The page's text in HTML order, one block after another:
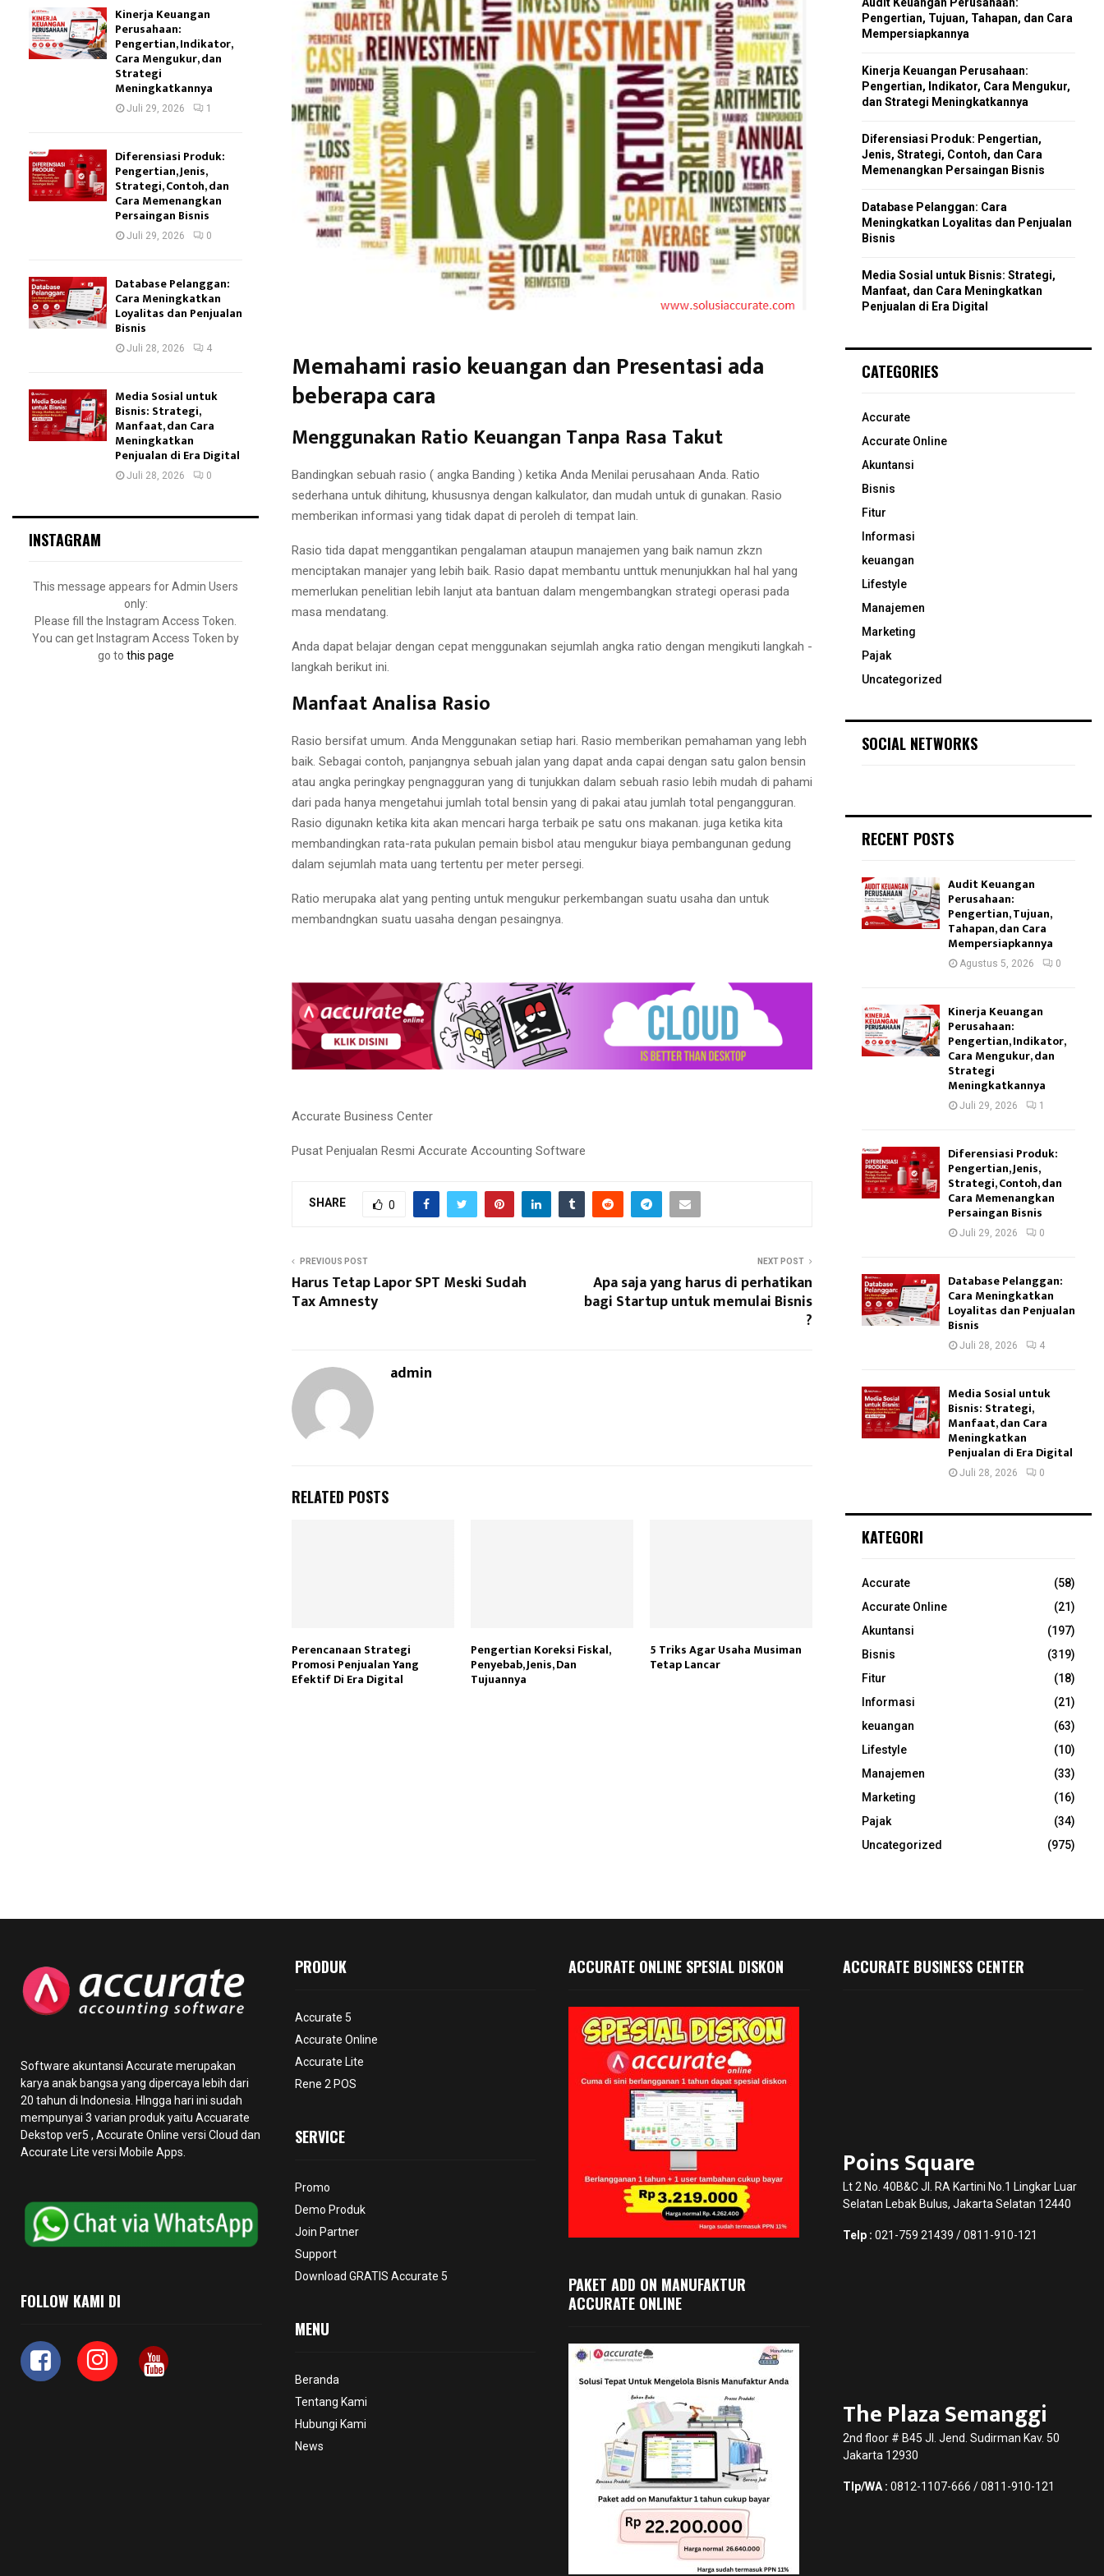
Memahami rasio keuangan dan Presentasi ada
beberapa cara
Menggunakan Ratio Keuangan Tanpa Rasa Takut
Bandingkan sebuah rasio ( angka Banding ) ketika Anda Menilai perusahaan Anda. Ratio
sederhana untuk dihitung, khususnya dengan kalkulator, dan mudah untuk di gunakan. Rasio
memberikan informasi yang tidak dapat di peroleh di tempat lain.
Rasio tida dapat menggantikan pengalaman ataupun manajemen yang baik namun zkzn
menciptakan manajer yang lebih baik. Rasio dapat membantu unttuk menunjukkan hal hal yang
memerlukan penelitian lebih lanjut ata bantuan dalam mengembangkan strategi operasi pada
masa mendatang.
Anda dapat belajar dengan cepat menggunakan sejumlah angka ratio dengan mengikuti langkah -
langkah berikut ini.
Manfaat Analisa Rasio
Rasio bersifat umum. Anda Menggunakan setiap hari. Rasio memberikan pemahaman yang lebh
baik. Sebagai contoh, panjangnya sebuah jalan yang dapat anda capai dengan satu galon bensin
atau angka peringkay pengnagguran yang di tunjukkan dalam sebuah rasio lebih mudah di pahami
dari pada hanya mengetahui jumlah total bensin yang di pakai atau jumlah total pengangguran.
Rasio digunakn ketika kita akan mencari harga terbaik pe satu ons makanan. juga ketika kita
membandingkan rata-rata pukulan pemain bisbol atau mengukur biaya pembangunan gedung
dalam sejumlah mata uang tertentu per meter persegi.
Ratio merupaka alat yang penting untuk mengukur perkembangan suatu usaha dan untuk
membandngkan suatu uasaha dengan pesaingnya.
Accurate Business Center
Pusat Penjualan Resmi Accurate Accounting Software
SHARE 0
PREVIOUS POST
Harus Tetap Lapor SPT Meski Sudah
Tax Amnesty
NEXT POST
Apa saja yang harus di perhatikan
bagi Startup untuk memulai Bisnis
?
admin
RELATED POSTS
Perencanaan Strategi
Promosi Penjualan Yang
Efektif Di Era Digital
Pengertian Koreksi Fiskal,
Penyebab, Jenis, Dan
Tujuannya
5 Triks Agar Usaha Musiman
Tetap Lancar
Kinerja Keuangan
Perusahaan:
Pengertian, Indikator,
Cara Mengukur, dan
Strategi
Meningkatkannya
Juli 29, 2026 1
Diferensiasi Produk:
Pengertian, Jenis,
Strategi, Contoh, dan
Cara Memenangkan
Persaingan Bisnis
Juli 29, 2026 0
Database Pelanggan:
Cara Meningkatkan
Loyalitas dan Penjualan
Bisnis
Juli 28, 2026 4
Media Sosial untuk
Bisnis: Strategi,
Manfaat, dan Cara
Meningkatkan
Penjualan di Era Digital
Juli 28, 2026 0
INSTAGRAM
This message appears for Admin Users
only:
Please fill the Instagram Access Token.
You can get Instagram Access Token by
go to this page
r
:
R
Pengertian, Tujuan, Tahapan, dan Cara
Mempersiapkannya
Kinerja Keuangan Perusahaan:
Pengertian, Indikator, Cara Mengukur,
dan Strategi Meningkatkannya
Diferensiasi Produk: Pengertian,
Jenis, Strategi, Contoh, dan Cara
Memenangkan Persaingan Bisnis
Database Pelanggan: Cara
Meningkatkan Loyalitas dan Penjualan
Bisnis
Media Sosial untuk Bisnis: Strategi,
Manfaat, dan Cara Meningkatkan
Penjualan di Era Digital
CATEGORIES
Accurate
Accurate Online
Akuntansi
Bisnis
Fitur
Informasi
keuangan
Lifestyle
Manajemen
Marketing
Pajak
Uncategorized
SOCIAL NETWORKS
RECENT POSTS
Audit Keuangan
Perusahaan:
Pengertian, Tujuan,
Tahapan, dan Cara
Mempersiapkannya
Agustus 5, 2026 0
Kinerja Keuangan
Perusahaan:
Pengertian, Indikator,
Cara Mengukur, dan
Strategi
Meningkatkannya
Juli 29, 2026 1
Diferensiasi Produk:
Pengertian, Jenis,
Strategi, Contoh, dan
Cara Memenangkan
Persaingan Bisnis
Juli 29, 2026 0
Database Pelanggan:
Cara Meningkatkan
Loyalitas dan Penjualan
Bisnis
Juli 28, 2026 4
Media Sosial untuk
Bisnis: Strategi,
Manfaat, dan Cara
Meningkatkan
Penjualan di Era Digital
Juli 28, 2026 0
KATEGORI
Accurate
(58)
Accurate Online
(21)
Akuntansi
(197)
Bisnis
(319)
Fitur
(18)
Informasi
(21)
keuangan
(63)
Lifestyle
(10)
Manajemen
(33)
Marketing
(16)
Pajak
(34)
Uncategorized
(975)
Software akuntansi Accurate merupakan
karya anak bangsa yang dipercaya lebih dari
20 tahun di Indonesia. HIngga hari ini sudah
mempunyai 3 varian produk yaitu Accuarate
Dekstop ver5 , Accurate Online versi Cloud dan
Accurate Lite versi Mobile Apps.
FOLLOW KAMI DI
PRODUK
Accurate 5
Accurate Online
Accurate Lite
Rene 2 POS
SERVICE
Promo
Demo Produk
Join Partner
Support
Download GRATIS Accurate 5
MENU
Beranda
Tentang Kami
Hubungi Kami
News
ACCURATE ONLINE SPESIAL DISKON
PAKET ADD ON MANUFAKTUR
ACCURATE ONLINE
ACCURATE BUSINESS CENTER
Poins Square
Lt 2 No. 40B&C Jl. RA Kartini No.1 Lingkar Luar
Selatan Lebak Bulus, Jakarta Selatan 12440
Telp : 021-759 21439 / 0811-910-121
The Plaza Semanggi
2nd floor # B45 Jl. Jend. Sudirman Kav. 50
Jakarta 12930
Tlp/WA : 0812-1107-666 / 0811-910-121